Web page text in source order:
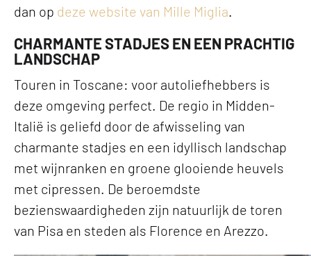
dan op deze website van Mille Miglia.
CHARMANTE STADJES EN EEN PRACHTIG
LANDSCHAP
Touren in Toscane: voor autoliefhebbers is
deze omgeving perfect. De regio in Midden-
Italië is geliefd door de afwisseling van
charmante stadjes en een idyllisch landschap
met wijnranken en groene glooiende heuvels
met cipressen. De beroemdste
bezienswaardigheden zijn natuurlijk de toren
van Pisa en steden als Florence en Arezzo.